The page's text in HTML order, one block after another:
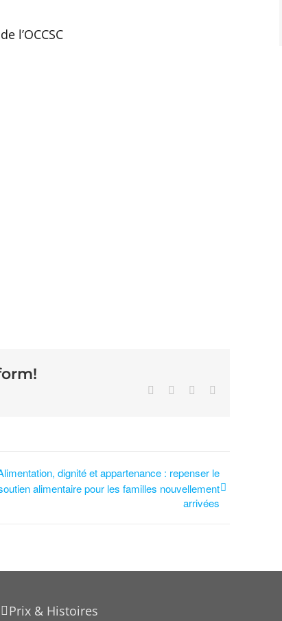
l’OCCSC
dignité et appartenance : repenser le
alimentaire pour les familles nouvellement
arrivées
Prix & Histoires